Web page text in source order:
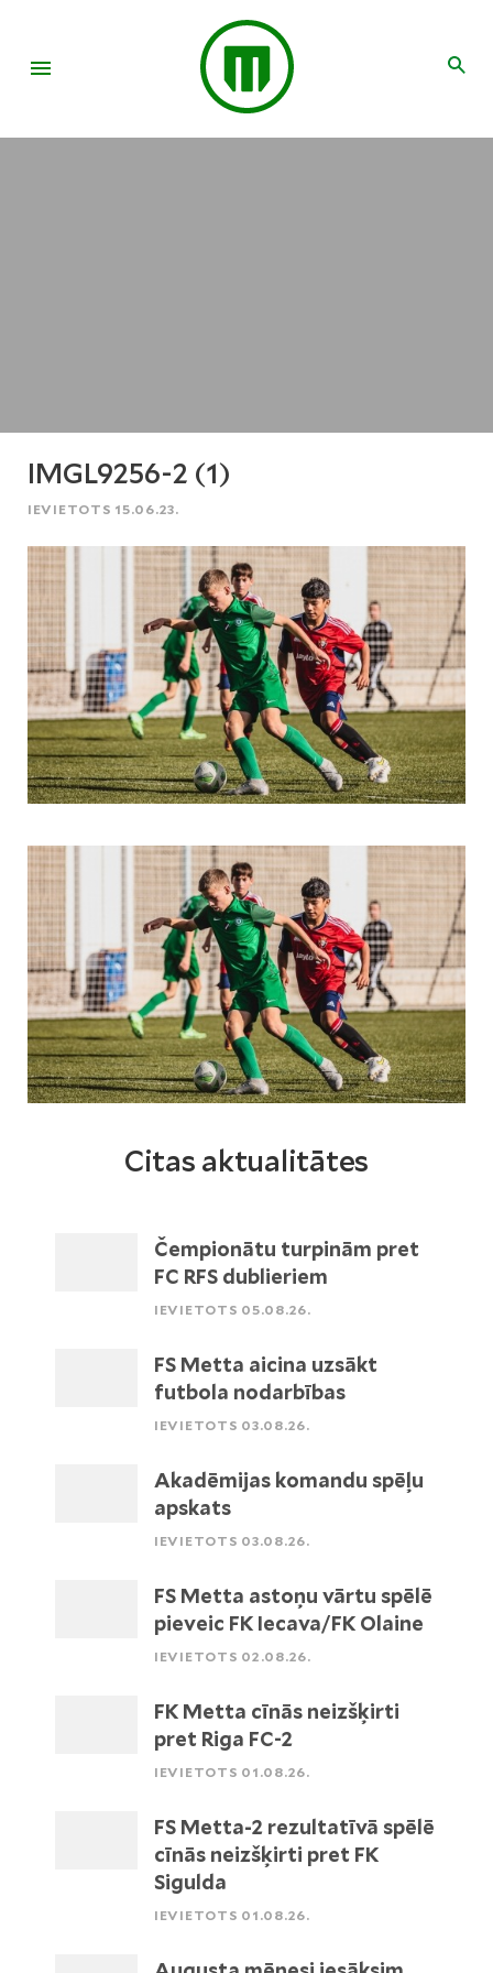
IMGL9256-2 (1)
IEVIETOTS 15.06.23.
Citas aktualitātes
Čempionātu turpinām pret
FC RFS dublieriem
IEVIETOTS 05.08.26.
FS Metta aicina uzsākt
futbola nodarbības
IEVIETOTS 03.08.26.
Akadēmijas komandu spēļu
apskats
IEVIETOTS 03.08.26.
FS Metta astoņu vārtu spēlē
pieveic FK Iecava/FK Olaine
IEVIETOTS 02.08.26.
FK Metta cīnās neizšķirti
pret Riga FC-2
IEVIETOTS 01.08.26.
FS Metta-2 rezultatīvā spēlē
cīnās neizšķirti pret FK
Sigulda
IEVIETOTS 01.08.26.